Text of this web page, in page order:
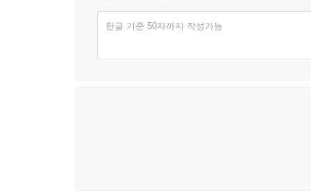
한글 기준 50자까지 작성가능